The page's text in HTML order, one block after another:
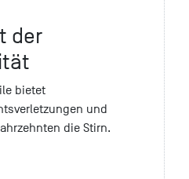
der
bietet
und
die Stirn.